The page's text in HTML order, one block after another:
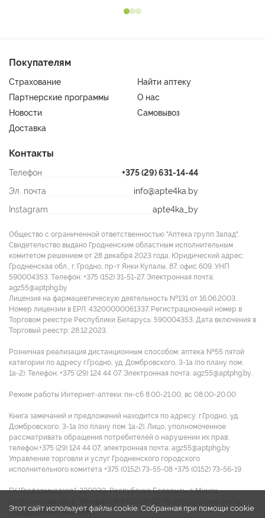
Покупателям
Страхование
Найти аптеку
Партнерские программы
О нас
Новости
Самовывоз
Доставка
Контакты
Телефон
+375 (29) 631-14-44
Эл. почта
info@apte4ka.by
Instagram
apte4ka_by
Общество с ограниченной ответственностью "Аптека групп Запад".
Свидетельство выдано Гродненским областным исполнительным
комитетом решением от 28 декабря 2023 года. Юридический адрес:
Гродненская обл., г. Гродно, пр-т Янки Купалы, 87, офис 609. УНП
590004353. Tелефон: +375 (152) 31-51-27. Электронная почта:
agz55@aptphg.by
Лицензия на фармацевтическую деятельность №131 от 16.06.2003.
Номер лицензии в ЕРЛ: 43200000061337. Регистрационный номер в
Торговом реестре Республики Беларусь: 590004353. Дата включения в
Торговый реестр: 28.12.2023.
Розничная реализация дистанционным способом: аптека №55 пятой
категории по адресу г.Гродно, уд. Домбровского, 3-1а (по плану пом.
1а-2). Телефон: +375 (29) 124 44 07. Электронная почта: agz55@aptphg.by.
Режим работы Интернет-аптеки: пн-сб 8.00-21.00, вс 08.00-20.00
Книга замечаний и предложений находится по адресу: г.Гродно, уд.
Домбровского, 3-1а (по плану пом. 1а-2). Лицо, уполномоченное
рассматривать обращения потребителей о нарушении их прав:
телефон:+375 (29) 124 44 07, электронная почта: agz55@aptphg.by
Управление торговли и услуг Гродненского городского
исполнительного комитета +375 (0152) 73-55-08 +375 (0152) 73-56-19
ГУ "Госфармнадзор": 220030, Республика Беларусь, г. Минск,
info@gospharmnadzor.by
Этот сайт использует файлы cookie. Собранная при помощи cookie